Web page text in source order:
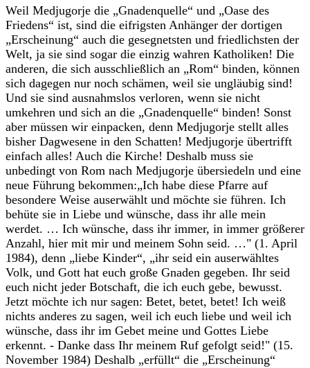
Weil Medjugorje die „Gnadenquelle“ und „Oase des
Friedens“ ist, sind die eifrigsten Anhänger der dortigen
„Erscheinung“ auch die gesegnetsten und friedlichsten der
Welt, ja sie sind sogar die einzig wahren Katholiken! Die
anderen, die sich ausschließlich an „Rom“ binden, können
sich dagegen nur noch schämen, weil sie ungläubig sind!
Und sie sind ausnahmslos verloren, wenn sie nicht
umkehren und sich an die „Gnadenquelle“ binden! Sonst
aber müssen wir einpacken, denn Medjugorje stellt alles
bisher Dagwesene in den Schatten! Medjugorje übertrifft
einfach alles! Auch die Kirche! Deshalb muss sie
unbedingt von Rom nach Medjugorje übersiedeln und eine
neue Führung bekommen:„Ich habe diese Pfarre auf
besondere Weise auserwählt und möchte sie führen. Ich
behüte sie in Liebe und wünsche, dass ihr alle mein
werdet. … Ich wünsche, dass ihr immer, in immer größerer
Anzahl, hier mit mir und meinem Sohn seid. …" (1. April
1984), denn „liebe Kinder“, „ihr seid ein auserwähltes
Volk, und Gott hat euch große Gnaden gegeben. Ihr seid
euch nicht jeder Botschaft, die ich euch gebe, bewusst.
Jetzt möchte ich nur sagen: Betet, betet, betet! Ich weiß
nichts anderes zu sagen, weil ich euch liebe und weil ich
wünsche, dass ihr im Gebet meine und Gottes Liebe
erkennt. - Danke dass Ihr meinem Ruf gefolgt seid!" (15.
November 1984) Deshalb „erfüllt“ die „Erscheinung“